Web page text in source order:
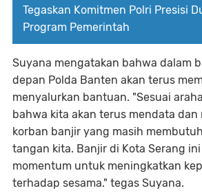
Tegaskan Komitmen Polri Presisi
Program Pemerintah
Suyana mengatakan bahwa dalam
depan Polda Banten akan terus
menyalurkan bantuan. "Sesuai
bahwa kita akan terus mendata
korban banjir yang masih
tangan kita. Banjir di Kota Serang
momentum untuk meningkatkan
terhadap sesama." tegas Suyana.